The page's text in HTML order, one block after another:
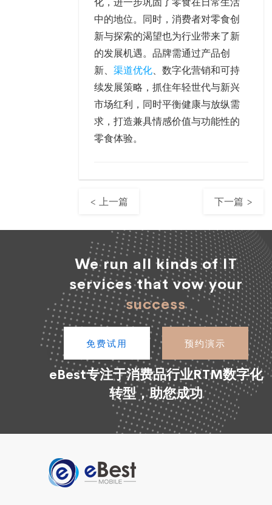
中的地位。同时，消费者对零食创
新与探索的渴望也为行业带来了新
的发展机遇。品牌需通过产品创
新、 渠道优化 、数字化营销和可持
续发展策略，抓住年轻世代与新兴
市场红利，同时平衡健康与放纵需
求，打造兼具情感价值与功能性的
零食体验。
< 上一篇 下一篇 >
We run all kinds of IT
services that vow your
success
免费试用 预约演示
eBest专注于消费品行业RTM数字化
转型，助您成功